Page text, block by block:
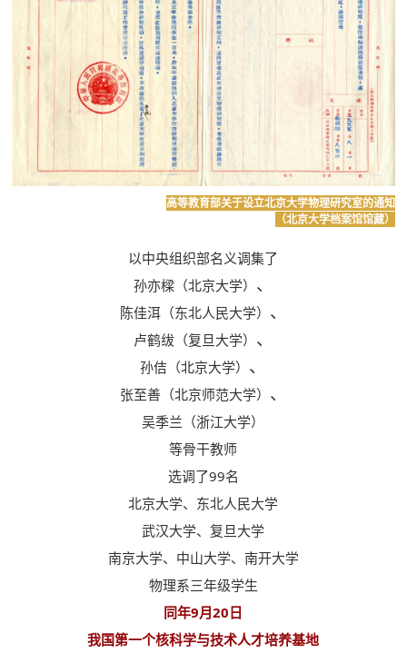
高等教育部关于设立北京大学物理研究室的通知
（北京大学档案馆馆藏）
以中央组织部名义调集了
孙亦樑（北京大学） 、
陈佳洱（东北人民大学） 、
卢鹤绂（复旦大学） 、
孙佶（北京大学） 、
张至善（北京师范大学） 、
吴季兰（浙江大学）
等骨干教师
选调了99名
北京大学、东北人民大学
武汉大学、复旦大学
南京大学、中山大学、南开大学
物理系三年级学生
同年9月20日
我国第一个核科学与技术人才培养基地